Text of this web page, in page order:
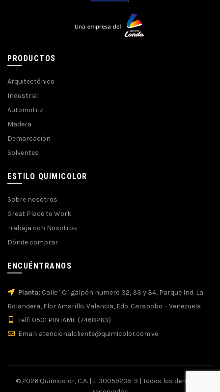
PRODUCTOS
Arquitectónico
Industrial
Automotriz
Madera
Demarcación
Solventes
ESTILO QUIMICOLOR
Sobre nosotros
Great Place to Work
Trabaja con Nosotros
Dónde comprar
ENCUÉNTRANOS
Planta: Calle ¨C¨ galpón numero 32, 33 y 34, Parque Ind. La
Rolandera, Flor Amarillo. Valencia, Edo. Carabobo – Venezuela
Telf: 0501 PINTAME (7468263)
Email: atencionalcliente@quimicolor.com.ve
© 2026 Quimicolor, C.A. | J-30059235-9 | Todos los derechos